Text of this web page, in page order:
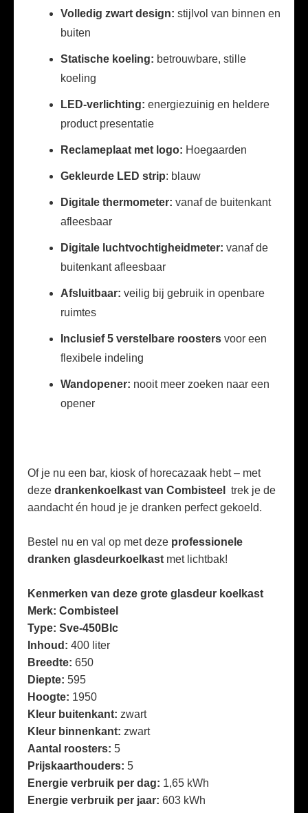
Volledig zwart design: stijlvol van binnen en
buiten
Statische koeling: betrouwbare, stille
koeling
LED-verlichting: energiezuinig en heldere
product presentatie
Reclameplaat met logo: Hoegaarden
Gekleurde LED strip: blauw
Digitale thermometer: vanaf de buitenkant
afleesbaar
Digitale luchtvochtigheidmeter: vanaf de
buitenkant afleesbaar
Afsluitbaar: veilig bij gebruik in openbare
ruimtes
Inclusief 5 verstelbare roosters voor een
flexibele indeling
Wandopener: nooit meer zoeken naar een
opener
Of je nu een bar, kiosk of horecazaak hebt – met
deze drankenkoelkast van Combisteel
trek je de
aandacht én houd je je dranken perfect gekoeld.
Bestel nu en val op met deze professionele
dranken glasdeurkoelkast met lichtbak!
Kenmerken van deze grote glasdeur koelkast
Merk: Combisteel
Type: Sve-450Blc
Inhoud: 400 liter
Breedte: 650
Diepte: 595
Hoogte: 1950
Kleur buitenkant: zwart
Kleur binnenkant: zwart
Aantal roosters: 5
Prijskaarthouders: 5
Energie verbruik per dag: 1,65 kWh
Energie verbruik per jaar: 603 kWh